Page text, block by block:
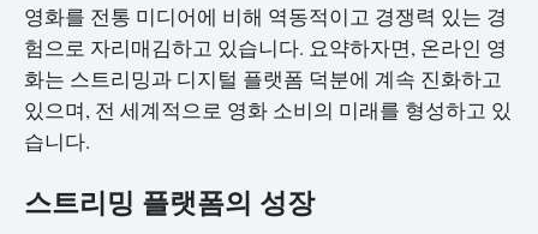
영화를 전통 미디어에 비해 역동적이고 경쟁력 있는 경
험으로 자리매김하고 있습니다. 요약하자면, 온라인 영
화는 스트리밍과 디지털 플랫폼 덕분에 계속 진화하고
있으며, 전 세계적으로 영화 소비의 미래를 형성하고 있
습니다.
스트리밍 플랫폼의 성장